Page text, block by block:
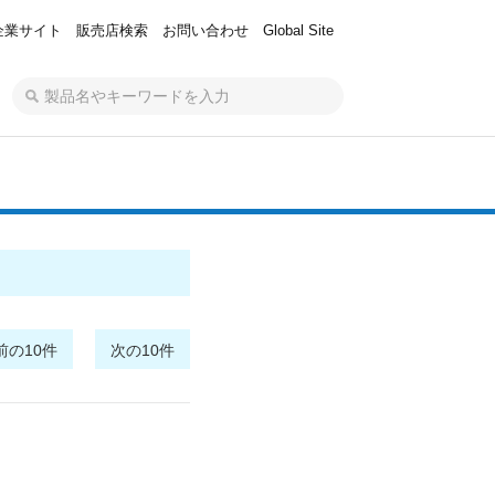
業サイト 販売店検索 お問い合わせ Global Site
の10件 次の10件